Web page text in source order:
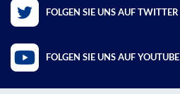
FOLGEN SIE UNS AUF TWITTER
FOLGEN SIE UNS AUF YOUTUBE